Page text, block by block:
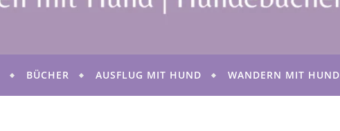
BÜCHER AUSFLUG MIT HUND WANDERN MIT HUND